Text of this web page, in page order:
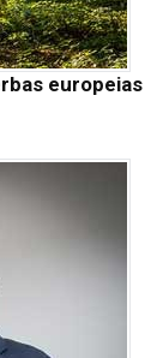
europeias